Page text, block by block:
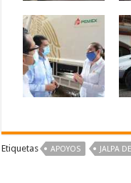
Etiquetas APOYOS JALPA